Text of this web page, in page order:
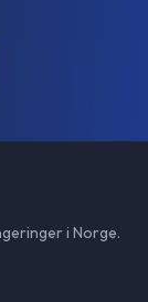
i Norge.